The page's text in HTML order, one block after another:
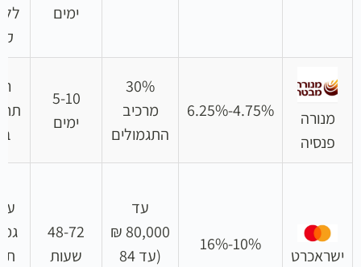
ימים
מנורה
פנסיה
4.75%-6.25%
30%
מרכיב
התגמולים
5-10
ימים
ישראכרט
10%-16%
עד
80,000 ₪
(עד 84
48-72
שעות